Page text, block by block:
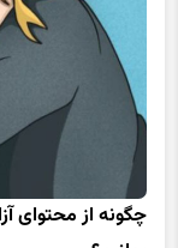
چگونه از محتوای
بمانیم؟